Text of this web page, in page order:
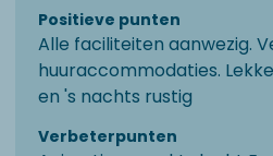
Positieve punten
Alle faciliteiten aanwezig.
huuraccommodaties.
en 's nachts rustig
Verbeterpunten